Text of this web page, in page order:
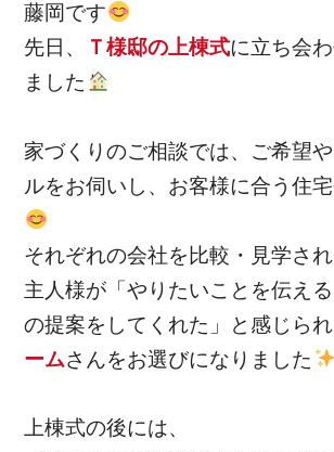
藤岡です
先日、
Ｔ様邸の上棟式に立ち会
ました
家づくりのご相談では、ご希望
ルをお伺いし、お客様に合う住
それぞれの会社を比較・見学さ
主人様が「やりたいことを伝え
の提案をしてくれた」と感じられ
ームさんをお選びになりました
上棟式の後には、